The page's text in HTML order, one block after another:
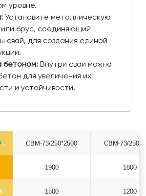
уровне.
Установите металлическую
или брус, соединяющий
свай, для создания единой
бетоном: Внутри свай можно
для увеличения их
и устойчивости.
ЛОПАСТНАЯ СВМ-Ø73*5.5 СВМ-73/250*2500
1900
1500
СВМ-73/
1800
1200